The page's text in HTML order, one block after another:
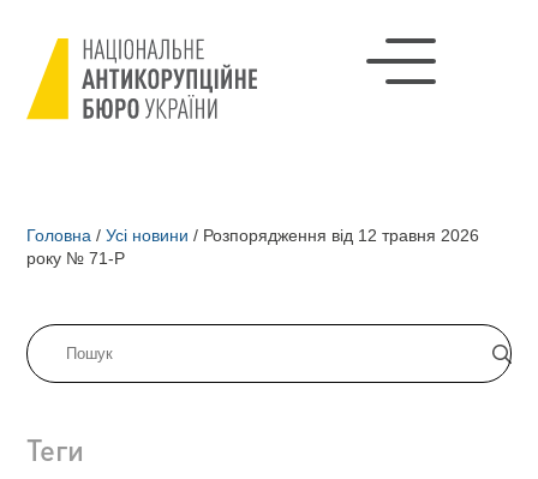
Головна / Усі новини / Розпорядження від 12 травня 2026
року № 71-Р
Теги